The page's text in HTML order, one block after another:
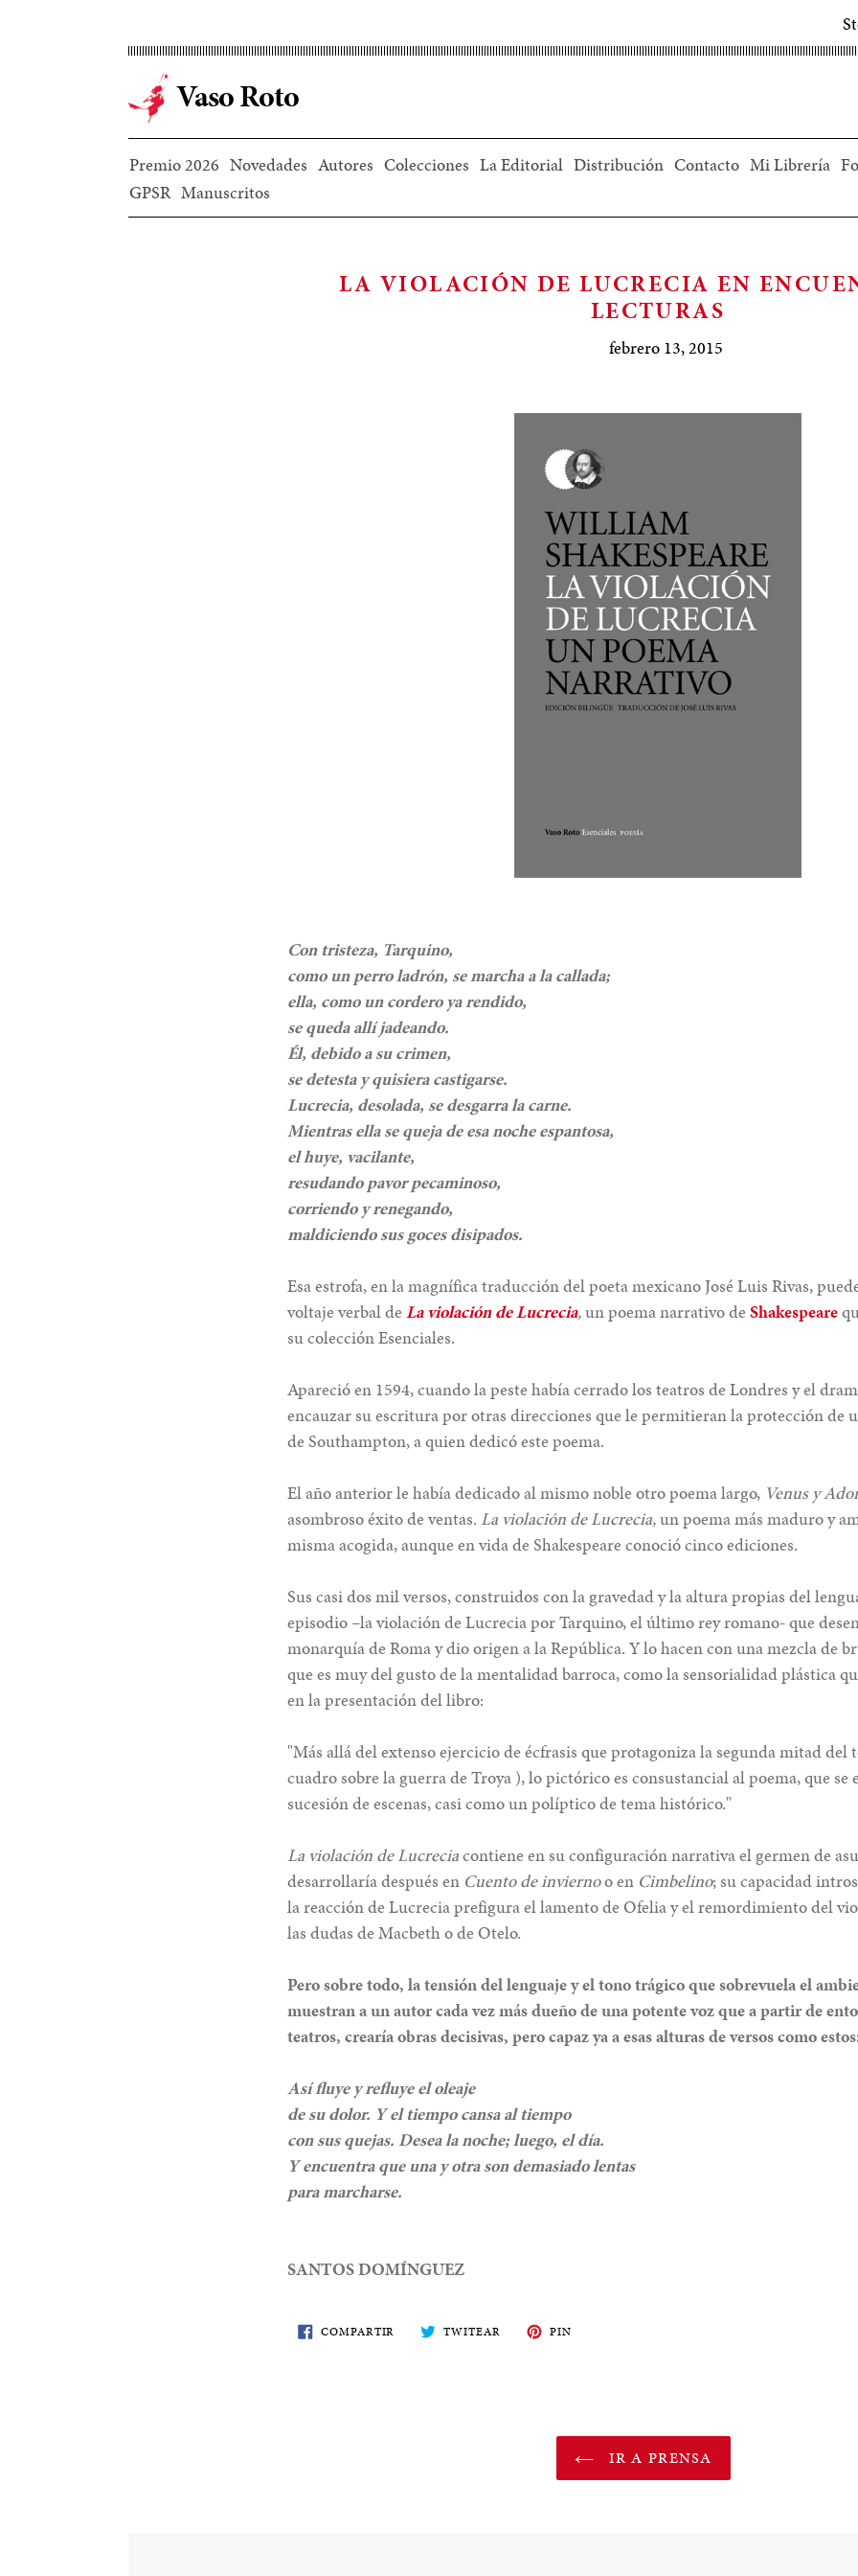
contenido
principalVaso Roto
Premio 2026 Novedades Autores Colecciones La Editorial Distribución Contacto Mi Librería
GPSR Manuscritos
LA VIOLACIÓN DE LUCRECIA EN
LECTURAS
febrero 13, 2015
Con tristeza, Tarquino,
como un perro ladrón, se marcha a la callada;
ella, como un cordero ya rendido,
se queda allí jadeando.
Él, debido a su crimen,
se detesta y quisiera castigarse.
Lucrecia, desolada, se desgarra la carne.
Mientras ella se queja de esa noche espantosa,
el huye, vacilante,
resudando pavor pecaminoso,
corriendo y renegando,
maldiciendo sus goces disipados.
Esa estrofa, en la magnífica traducción del poeta mexicano José Luis Rivas,
voltaje verbal de La violación de Lucrecia,un poema narrativo de Shakespeare
su colección Esenciales.
Apareció en 1594, cuando la peste había cerrado los teatros de Londres y el
encauzar su escritura por otras direcciones que le permitieran la protección de
de Southampton, a quien dedicó este poema.
El año anterior le había dedicado al mismo noble otro poema largo, Venus y
asombroso éxito de ventas. La violación de Lucrecia,un poema más maduro y
misma acogida, aunque en vida de Shakespeare conoció cinco ediciones.
Sus casi dos mil versos, construidos con la gravedad y la altura propias del
episodio –la violación de Lucrecia por Tarquino, el último rey romano- que
monarquía de Roma y dio origen a la República. Y lo hacen con una mezcla de
que es muy del gusto de la mentalidad barroca, como la sensorialidad plástica
en la presentación del libro:
"Más allá del extenso ejercicio de écfrasis que protagoniza la segunda mitad
cuadro sobre la guerra de Troya ), lo pictórico es consustancial al poema, que
sucesión de escenas, casi como un políptico de tema histórico."
La violación de Lucreciacontiene en su configuración narrativa el germen de
desarrollaría después en Cuento de inviernoo en Cimbelino; su capacidad
la reacción de Lucrecia prefigura el lamento de Ofelia y el remordimiento del
las dudas de Macbeth o de Otelo.
Pero sobre todo, la tensión del lenguaje y el tono trágico que sobrevuela el
muestran a un autor cada vez más dueño de una potente voz que a partir de
teatros, crearía obras decisivas, pero capaz ya a esas alturas de versos como
Así fluye y refluye el oleaje
de su dolor. Y el tiempo cansa al tiempo
con sus quejas. Desea la noche; luego, el día.
Y encuentra que una y otra son demasiado lentas
para marcharse.
SANTOS DOMÍNGUEZ
COMPARTIR COMPARTETWITEAR TWITEA PIN
IR A PRENSA